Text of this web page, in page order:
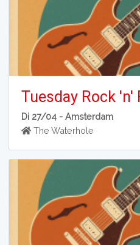
Tuesday Rock
Di 27/04 -Amsterdam
The Waterhole